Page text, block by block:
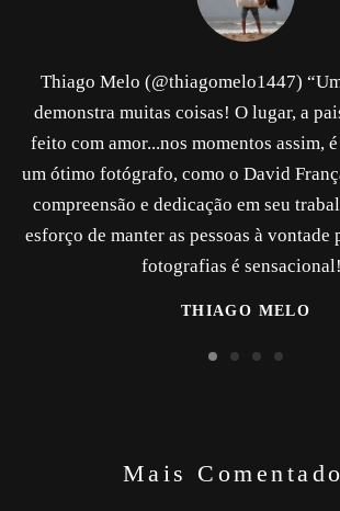
Thiago Melo (@thiagomelo1447)
demonstra muitas coisas! O lugar, a
feito com amor...nos momentos assim,
um ótimo fotógrafo, como o David
compreensão e dedicação em seu
esforço de manter as pessoas à vontade
fotografias é
THIAGO MELO
Mais